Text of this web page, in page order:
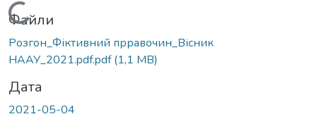
Вантажиться...
Файли
Розгон_Фіктивний прравочин_Вісник
НААУ_2021.pdf.pdf(1,1 MB)
Дата
2021-05-04